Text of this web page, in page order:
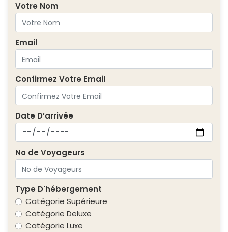
Votre Nom
Email
Confirmez Votre Email
Date D’arrivée
No de Voyageurs
Type D'hébergement
Catégorie Supérieure
Catégorie Deluxe
Catégorie Luxe